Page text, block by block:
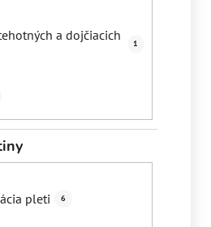
pred žiar
pred mestským
pokožky
a dojčiacich
1
pleti 6